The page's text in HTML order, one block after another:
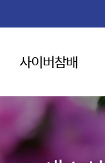
사이버참배